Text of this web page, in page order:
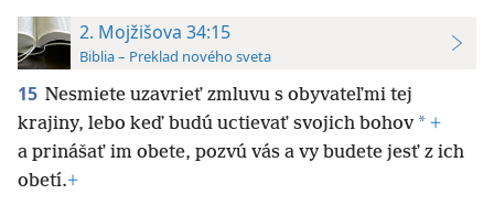
2. Mojžišova 34:15
Biblia – Preklad nového sveta
15 Nesmiete uzavrieť zmluvu s obyvateľmi tej
krajiny, lebo keď budú uctievať svojich bohov * +
a prinášať im obete, pozvú vás a vy budete jesť z ich
obetí.+